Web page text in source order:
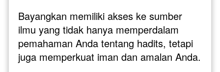
Bayangkan memiliki akses ke sumber
ilmu yang tidak hanya memperdalam
pemahaman Anda tentang hadits, tetapi